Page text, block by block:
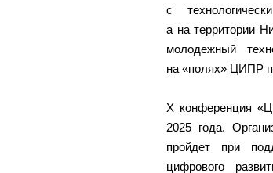
с
а на территории
молодежный
на «полях» ЦИПР
X конференция
2025 года.
пройдет при
цифрового